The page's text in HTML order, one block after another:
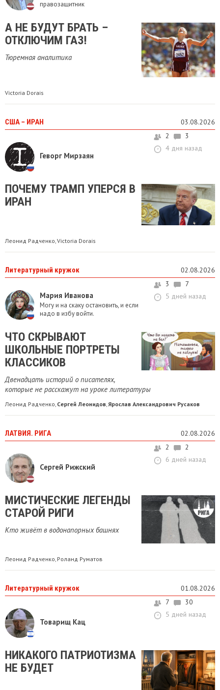
правозащитник
А НЕ БУДУТ БРАТЬ –
ОТКЛЮЧИМ ГАЗ!
Тюремная аналитика
Victoria Dorais
США – ИРАН 03.08.2026
Геворг Мирзаян
2
3
4 дня назад
​ПОЧЕМУ ТРАМП УПЕРСЯ В
ИРАН
Леонид Радченко,Victoria Dorais
Литературный кружок 02.08.2026
Мария Иванова
Могу и на скаку остановить, и если
надо в избу войти.
3
7
5 дней назад
ЧТО СКРЫВАЮТ
ШКОЛЬНЫЕ ПОРТРЕТЫ
КЛАССИКОВ
Двенадцать историй о писателях,
которые не расскажут на уроке литературы
Леонид Радченко, Сергей Леонидов, Ярослав Александрович Русаков
ЛАТВИЯ. РИГА 02.08.2026
Сергей Рижский
2
2
6 дней назад
МИСТИЧЕСКИЕ ЛЕГЕНДЫ
СТАРОЙ РИГИ
Кто живёт в водонапорных башнях
Леонид Радченко Роланд Руматов
Литературный кружок 01.08.2026
Товарищ Кац
7
30
5 дней назад
НИКАКОГО ПАТРИОТИЗМА
НЕ БУДЕТ